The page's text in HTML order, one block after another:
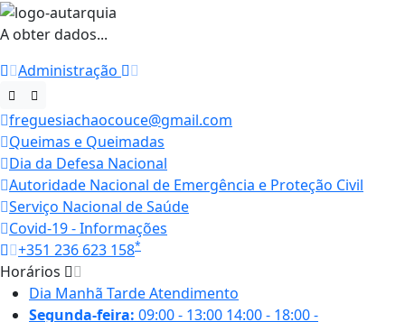
A obter dados...
Administração
freguesiachaocouce@gmail.com
Queimas e Queimadas
Dia da Defesa Nacional
Autoridade Nacional de Emergência e Proteção Civil
Serviço Nacional de Saúde
Covid-19 - Informações
+351 236 623 158*
Horários
Dia Manhã TardeAtendimento
Segunda-feira: 09:00 - 13:00 14:00 - 18:00-